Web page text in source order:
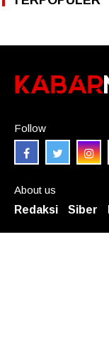
Follow
About us
Redaksi
Siber